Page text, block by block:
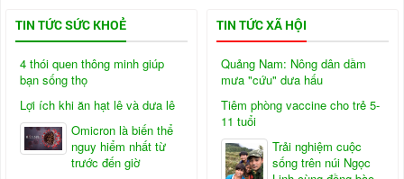
TIN TỨC SỨC KHOẺ
4 thói quen thông minh giúp
bạn sống thọ
Lợi ích khi ăn hạt lê và dưa lê
Omicron là biến thể
nguy hiểm nhất từ
trước đến giờ
TIN TỨC XÃ HỘI
Quảng Nam: Nông dân dầm
mưa "cứu" dưa hấu
Tiêm phòng vaccine cho trẻ 5-
11 tuổi
Trải nghiệm cuộc
sống trên núi Ngọc